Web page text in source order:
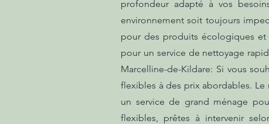
profondeur adapté à vos
environnement soit toujours
pour des produits écologiques et
pour un service de nettoyage
Marcelline-de-Kildare: Si vous
flexibles à des prix abordables. Le
un service de grand ménage
flexibles, prêtes à intervenir